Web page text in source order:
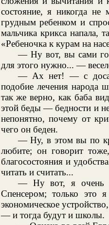
состояние, я никогда не
грудным ребенком и
мальчика крикса напала,
«Ребеночка к курам на
— Ну вот, вы сами
для этого нужно... —
— Ах нет! — с
подобие лечения
так же верно, как баба
этой беды — бедности и
непонятно, почему от
чего он беден.
— Ну, в этом вы по
любите; он говорит
благосостояния и
читать и считать...
— Ну вот, я очень
Спенсером; только это
экономическое
— и тогда будут и школы.